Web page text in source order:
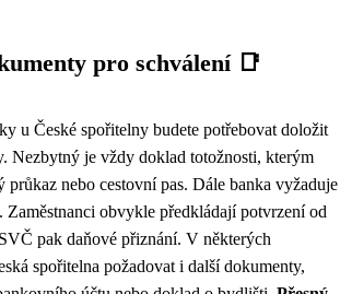
pro schválení 📑
u České spořitelny budete potřebovat doložit
Nezbytný je vždy doklad totožnosti, kterým
průkaz nebo cestovní pas. Dále banka vyžaduje
Zaměstnanci obvykle předkládají potvrzení od
pak daňové přiznání. V některých
spořitelna požadovat i další dokumenty,